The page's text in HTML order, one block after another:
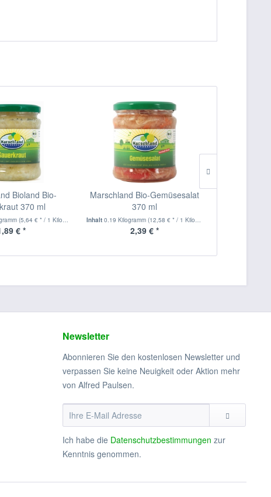
Bioland Bio-
370 ml
(5,64 € * / 1 Kilogramm)
€ *
Marschland Bio-Gemüsesalat
370 ml
Inhalt0.19 Kilogramm(12,58 € * / 1 Kilogramm)
2,39 € *
Newsletter
Abonnieren Sie den kostenlosen Newsletter und
verpassen Sie keine Neuigkeit oder Aktion mehr
von Alfred Paulsen.
Ich habe die Datenschutzbestimmungen zur
Kenntnis genommen.